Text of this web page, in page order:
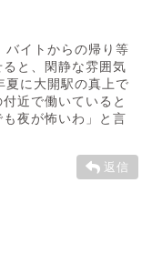
イトからの帰り等
と、閑静な雰囲気
夏に大開駅の真上で
近で働いていると
夜が怖いわ」と言
返信